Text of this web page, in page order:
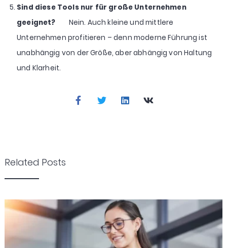
Sind diese Tools nur für große Unternehmen
geeignet? Nein. Auch kleine und mittlere
Unternehmen profitieren – denn moderne Führung ist
unabhängig von der Größe, aber abhängig von Haltung
und Klarheit.
Related Posts